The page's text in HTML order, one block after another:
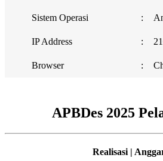
Sistem Operasi :
IP Address :
Browser :
APBDes 2025
Realisasi |